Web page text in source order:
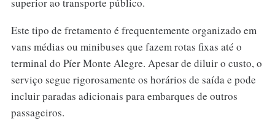
Este tipo de fretamento é frequentemente organizado em
vans médias ou minibuses que fazem rotas fixas até o
terminal do Píer Monte Alegre. Apesar de diluir o custo, o
serviço segue rigorosamente os horários de saída e pode
incluir paradas adicionais para embarques de outros
passageiros.